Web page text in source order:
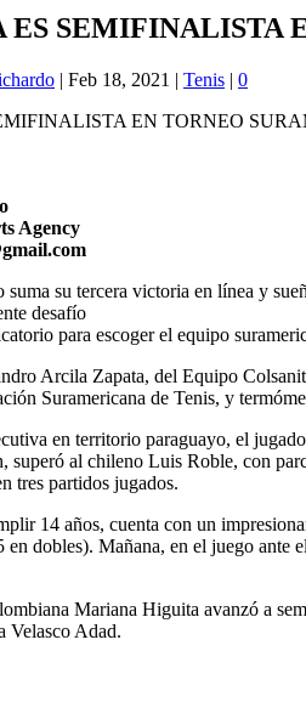
SEMIFINALISTA
| Feb 18, 2021 | Tenis | 0
Agency
suma su tercera victoria en línea y
desafío
para escoger el equipo
Arcila Zapata, del Equipo
Suramericana de Tenis, y
en territorio paraguayo, el
superó al chileno Luis Roble, con
tres partidos jugados.
14 años, cuenta con un
en dobles). Mañana, en el juego ante
Mariana Higuita avanzó a
Velasco Adad.